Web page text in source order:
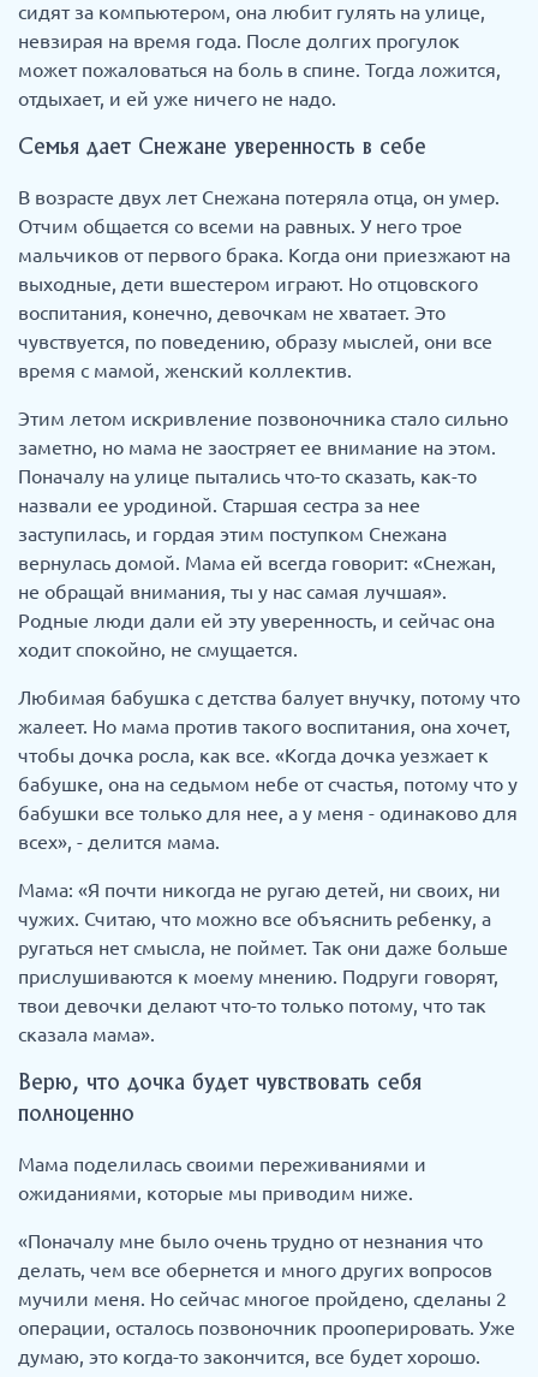
сидят за компьютером, она любит гулять на улице,
невзирая на время года. После долгих прогулок
может пожаловаться на боль в спине. Тогда ложится,
отдыхает, и ей уже ничего не надо.
Семья дает Снежане уверенность в себе
В возрасте двух лет Снежана потеряла отца, он умер.
Отчим общается со всеми на равных. У него трое
мальчиков от первого брака. Когда они приезжают на
выходные, дети вшестером играют. Но отцовского
воспитания, конечно, девочкам не хватает. Это
чувствуется, по поведению, образу мыслей, они все
время с мамой, женский коллектив.
Этим летом искривление позвоночника стало сильно
заметно, но мама не заостряет ее внимание на этом.
Поначалу на улице пытались что-то сказать, как-то
назвали ее уродиной. Старшая сестра за нее
заступилась, и гордая этим поступком Снежана
вернулась домой. Мама ей всегда говорит: «Снежан,
не обращай внимания, ты у нас самая лучшая».
Родные люди дали ей эту уверенность, и сейчас она
ходит спокойно, не смущается.
Любимая бабушка с детства балует внучку, потому что
жалеет. Но мама против такого воспитания, она хочет,
чтобы дочка росла, как все. «Когда дочка уезжает к
бабушке, она на седьмом небе от счастья, потому что у
бабушки все только для нее, а у меня - одинаково для
всех», - делится мама.
Мама: «Я почти никогда не ругаю детей, ни своих, ни
чужих. Считаю, что можно все объяснить ребенку, а
ругаться нет смысла, не поймет. Так они даже больше
прислушиваются к моему мнению. Подруги говорят,
твои девочки делают что-то только потому, что так
сказала мама».
Верю, что дочка будет чувствовать себя
полноценно
Мама поделилась своими переживаниями и
ожиданиями, которые мы приводим ниже.
«Поначалу мне было очень трудно от незнания что
делать, чем все обернется и много других вопросов
мучили меня. Но сейчас многое пройдено, сделаны 2
операции, осталось позвоночник прооперировать. Уже
думаю, это когда-то закончится, все будет хорошо.